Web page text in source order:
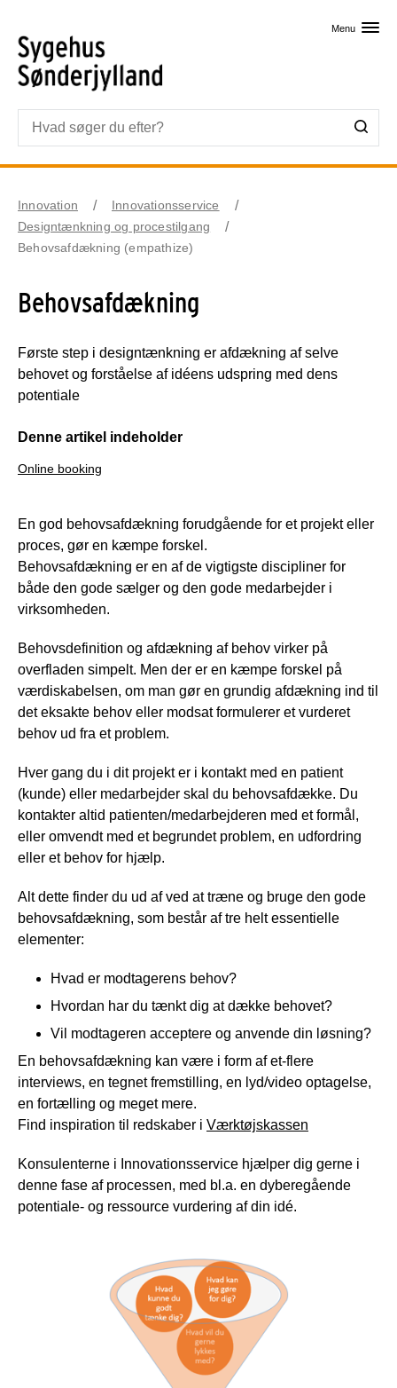
Menu
Innovation
Innovationsservice
Designtænkning og procestilgang
Behovsafdækning (empathize)
Behovsafdækning
Første step i designtænkning er afdækning af selve
behovet og forståelse af idéens udspring med dens
potentiale
Denne artikel indeholder
Online booking
En god behovsafdækning forudgående for et projekt eller
proces, gør en kæmpe forskel.
Behovsafdækning er en af de vigtigste discipliner for
både den gode sælger og den gode medarbejder i
virksomheden.
Behovsdefinition og afdækning af behov virker på
overfladen simpelt. Men der er en kæmpe forskel på
værdiskabelsen, om man gør en grundig afdækning ind til
det eksakte behov eller modsat formulerer et vurderet
behov ud fra et problem.
Hver gang du i dit projekt er i kontakt med en patient
(kunde) eller medarbejder skal du behovsafdække. Du
kontakter altid patienten/medarbejderen med et formål,
eller omvendt med et begrundet problem, en udfordring
eller et behov for hjælp.
Alt dette finder du ud af ved at træne og bruge den gode
behovsafdækning, som består af tre helt essentielle
elementer:
Hvad er modtagerens behov?
Hvordan har du tænkt dig at dække behovet?
Vil modtageren acceptere og anvende din løsning?
En behovsafdækning kan være i form af et-flere
interviews, en tegnet fremstilling, en lyd/video optagelse,
en fortælling og meget mere.
Find inspiration til redskaber i Værktøjskassen
Konsulenterne i Innovationsservice hjælper dig gerne i
denne fase af processen, med bl.a. en dyberegående
potentiale- og ressource vurdering af din idé.